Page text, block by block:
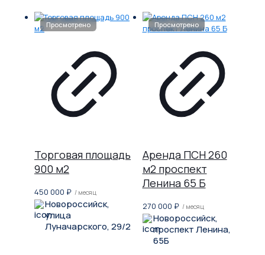
Торговая площадь
900 м2
450 000 ₽ / месяц
Новороссийск,
улица
Луначарского, 29/2
Аренда ПСН 260
м2 проспект
Ленина 65 Б
270 000 ₽ / месяц
Новороссийск,
проспект Ленина,
65Б